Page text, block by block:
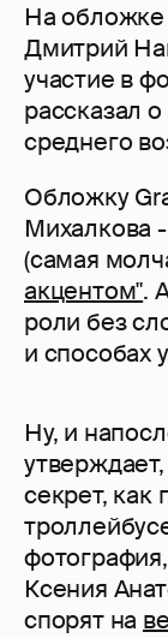
На обложке
Дмитрий
участие в
рассказал
среднего
Обложку
Михалкова
(самая
акцентом".
роли без
и способах
Ну, и
утверждает,
секрет, как
Ксения
спорят на